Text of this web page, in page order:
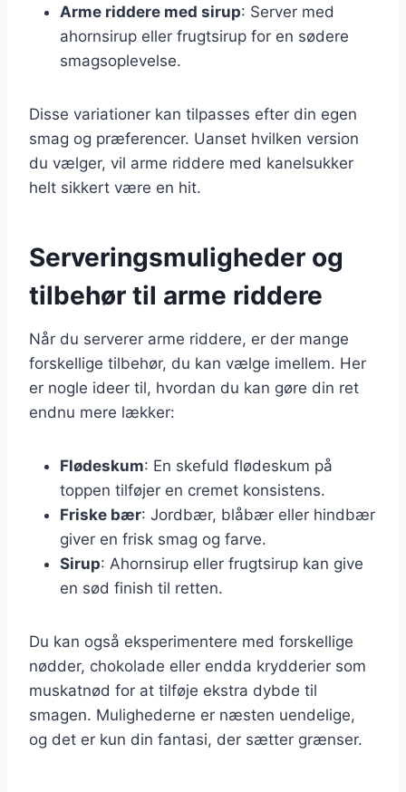
Arme riddere med sirup: Server med
ahornsirup eller frugtsirup for en sødere
smagsoplevelse.
Disse variationer kan tilpasses efter din egen
smag og præferencer. Uanset hvilken version
du vælger, vil arme riddere med kanelsukker
helt sikkert være en hit.
Serveringsmuligheder og
tilbehør til arme riddere
Når du serverer arme riddere, er der mange
forskellige tilbehør, du kan vælge imellem. Her
er nogle ideer til, hvordan du kan gøre din ret
endnu mere lækker:
Flødeskum: En skefuld flødeskum på
toppen tilføjer en cremet konsistens.
Friske bær: Jordbær, blåbær eller hindbær
giver en frisk smag og farve.
Sirup: Ahornsirup eller frugtsirup kan give
en sød finish til retten.
Du kan også eksperimentere med forskellige
nødder, chokolade eller endda krydderier som
muskatnød for at tilføje ekstra dybde til
smagen. Mulighederne er næsten uendelige,
og det er kun din fantasi, der sætter grænser.